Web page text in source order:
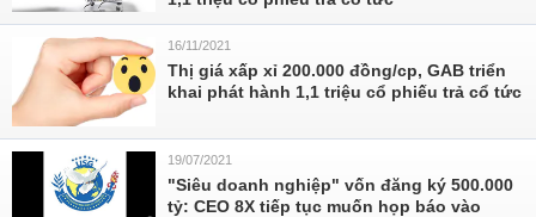
16/11/2021
Thị giá xấp xỉ 200.000 đồng/cp, GAB triển
khai phát hành 1,1 triệu cổ phiếu trả cổ tức
19/07/2021
"Siêu doanh nghiệp" vốn đăng ký 500.000
tỷ: CEO 8X tiếp tục muốn họp báo vào